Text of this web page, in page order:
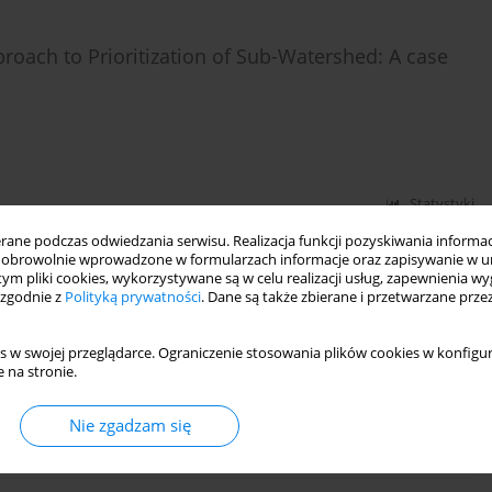
podczas odwiedzania serwisu. Realizacja funkcji pozyskiwania
wprowadzone w formularzach informacje oraz zapisywanie w
pliki cookies, wykorzystywane są w celu realizacji usług, zapewnienia
z Polityką prywatności. Dane są także zbierane i przetwarzane
w swojej przeglądarce. Ograniczenie stosowania plików cookies w
na stronie.
Nie zgadzam się
to Prioritization of Sub-Watershed: A case
Statystyki
Narodowego na przykładzie stwierdzonego
,Zbyněk Zachoval